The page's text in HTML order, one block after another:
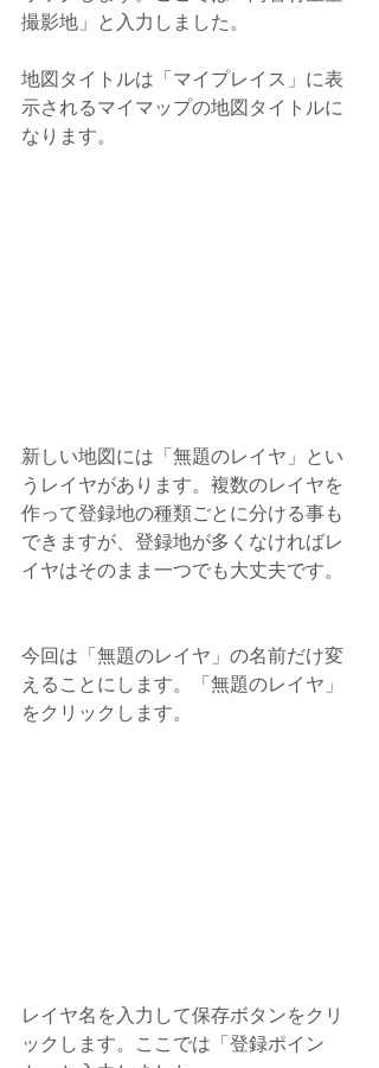
撮影地」と入力しました。
地図タイトルは「マイプレイス」に表
示されるマイマップの地図タイトルに
なります。
新しい地図には「無題のレイヤ」とい
うレイヤがあります。複数のレイヤを
作って登録地の種類ごとに分ける事も
できますが、登録地が多くなければレ
イヤはそのまま一つでも大丈夫です。
今回は「無題のレイヤ」の名前だけ変
えることにします。「無題のレイヤ」
をクリックします。
レイヤ名を入力して保存ボタンをクリ
ックします。ここでは「登録ポイン